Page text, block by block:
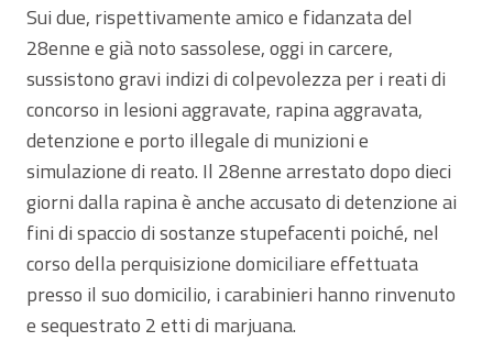
Sui due, rispettivamente amico e fidanzata del
28enne e già noto sassolese, oggi in carcere,
sussistono gravi indizi di colpevolezza per i reati di
concorso in lesioni aggravate, rapina aggravata,
detenzione e porto illegale di munizioni e
simulazione di reato. Il 28enne arrestato dopo dieci
giorni dalla rapina è anche accusato di detenzione ai
fini di spaccio di sostanze stupefacenti poiché, nel
corso della perquisizione domiciliare effettuata
presso il suo domicilio, i carabinieri hanno rinvenuto
e sequestrato 2 etti di marjuana.